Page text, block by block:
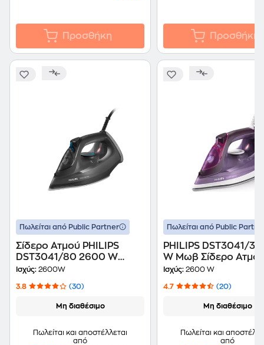
Προσθήκη Προσθήκη
Πωλείται από Public Partner
Σίδερο Ατμού PHILIPS
DST3041/80 2600 W
Μαύρο
Ισχύς: 2600W
3.8 (30)
Μη διαθέσιμο
Πωλείται και αποστέλλεται
από
Πωλείται από Public
PHILIPS DST3041/
W Μωβ Σίδερο
Ισχύς: 2600 W
4.7 (20)
Μη διαθέσιμο
Πωλείται και
από